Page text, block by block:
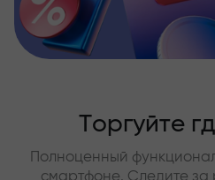
Торгуйте
Полноценный
смартфоне. Следите за